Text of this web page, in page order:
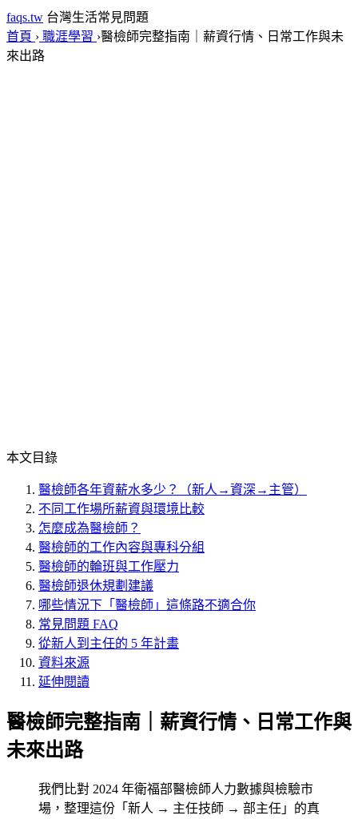
faqs.tw 台灣生活常見問題
首頁 › 職涯學習 ›醫檢師完整指南｜薪資行情、日常工作與未
來出路
本文目錄
醫檢師各年資薪水多少？（新人→資深→主管）
不同工作場所薪資與環境比較
怎麼成為醫檢師？
醫檢師的工作內容與專科分組
醫檢師的輪班與工作壓力
醫檢師退休規劃建議
哪些情況下「醫檢師」這條路不適合你
常見問題 FAQ
從新人到主任的 5 年計畫
資料來源
延伸閱讀
醫檢師完整指南｜薪資行情、日常工作與
未來出路
我們比對 2024 年衛福部醫檢師人力數據與檢驗市
場，整理這份「新人 → 主任技師 → 部主任」的真